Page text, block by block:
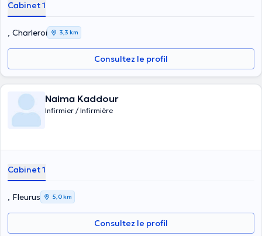
Cabinet 1
, Charleroi 3,3 km
Consultez le profil
Naima Kaddour
Infirmier / Infirmière
Cabinet 1
, Fleurus 5,0 km
Consultez le profil